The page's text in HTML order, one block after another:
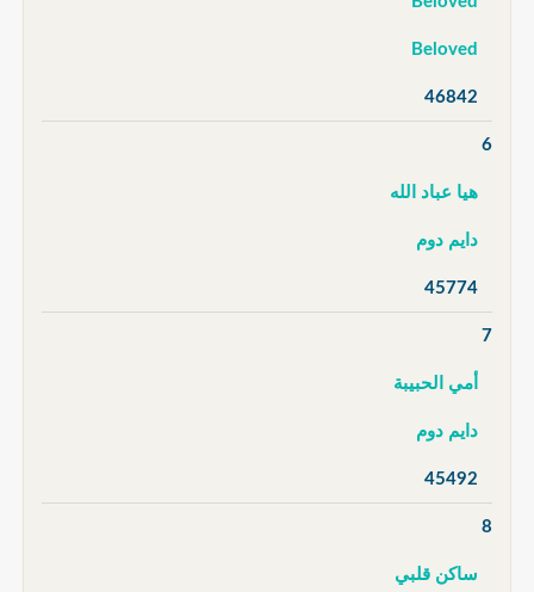
Beloved
46842
6
هيا عباد الله
دايم دوم
45774
7
أمي الحبيبة
دايم دوم
45492
8
ساكن قلبي